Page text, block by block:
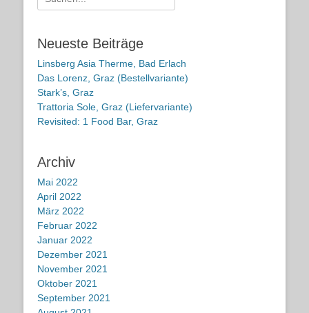
nach:
Neueste Beiträge
Linsberg Asia Therme, Bad Erlach
Das Lorenz, Graz (Bestellvariante)
Stark’s, Graz
Trattoria Sole, Graz (Liefervariante)
Revisited: 1 Food Bar, Graz
Archiv
Mai 2022
April 2022
März 2022
Februar 2022
Januar 2022
Dezember 2021
November 2021
Oktober 2021
September 2021